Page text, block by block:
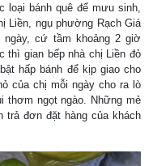
loại bánh quê để mưu sinh,
Liền, ngụ phường Rạch Giá
ngày, cứ tầm khoảng 2 giờ
thì gian bếp nhà chị Liền đỏ
hấp bánh để kịp giao cho
của chị mỗi ngày cho ra lò
thơm ngọt ngào. Những mẻ
trả đơn đặt hàng của khách